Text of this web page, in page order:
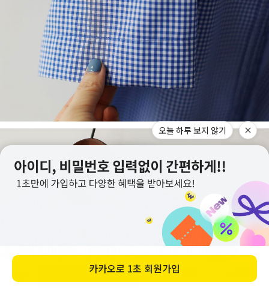
BUY NOW REVIEW
오늘 하루 보지 않기
카카오로 1초 회원가입